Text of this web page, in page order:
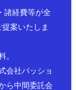
諸経費等が全
案いたしま
。
会社パッショ
ら中間委託会